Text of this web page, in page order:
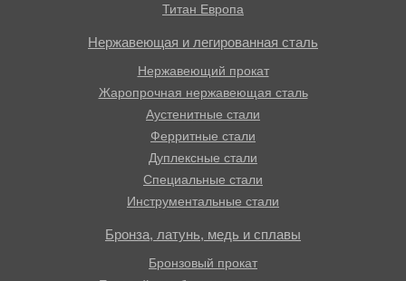
Титан Европа
Нержавеющая и легированная сталь
Нержавеющий прокат
Жаропрочная нержавеющая сталь
Аустенитные стали
Ферритные стали
Дуплексные стали
Специальные стали
Инструментальные стали
Бронза, латунь, медь и сплавы
Бронзовый прокат